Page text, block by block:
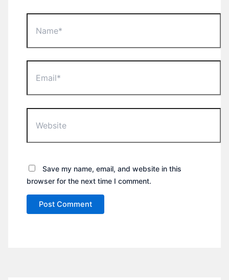
Save my name, email, and website in this
browser for the next time I comment.